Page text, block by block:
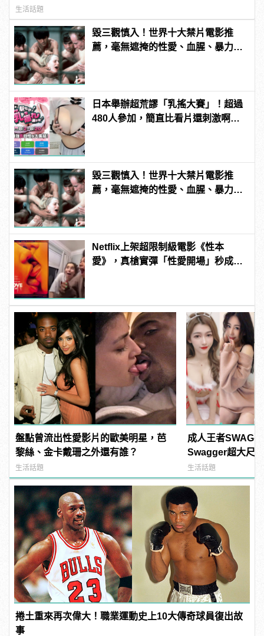
生活話題
毀三觀慎入！世界十大禁片電影推
薦，毫無遮掩的性愛、血腥、暴力、
日本舉辦超荒謬「乳搖大賽」！超過
480人參加，簡直比看片還刺激啊！ |
毀三觀慎入！世界十大禁片電影推
薦，毫無遮掩的性愛、血腥、暴力、
Netflix上架超限制級電影《性本
愛》，真槍實彈「性愛開場」秒成網
盤點曾流出性愛影片的歐美明星，芭
黎絲、金卡戴珊之外還有誰？
生活話題
成人王者SWAG
Swagger超大尺
紅海鮮通通有，
結！ |
生活話題
捲土重來再次偉大！職業運動史上10大傳奇球員復出故
事